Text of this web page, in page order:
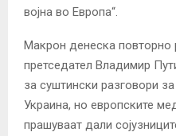
војна во Европа“.
Макрон денеска повторно
претседател Владимир
за суштински разговори
Украина, но европските
прашуваат дали